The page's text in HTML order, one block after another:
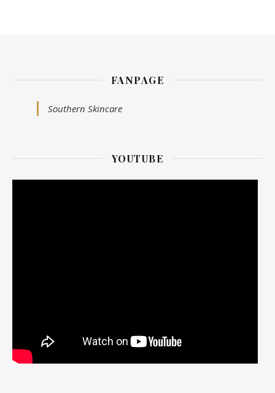
FANPAGE
Southern Skincare
YOUTUBE